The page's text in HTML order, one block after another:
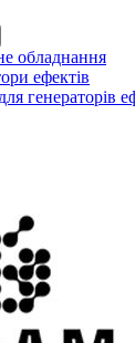
обладнання
ефектів
генераторів